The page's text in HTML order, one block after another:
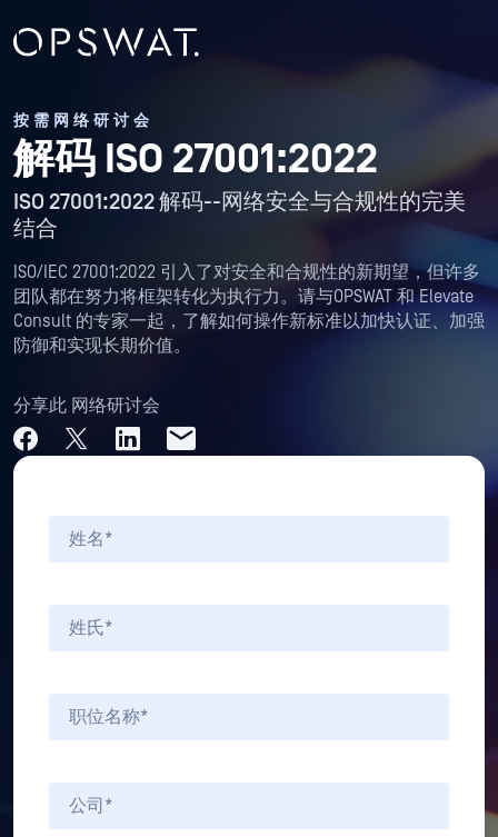
按需网络研讨会
解码 ISO 27001:2022
ISO 27001:2022 解码--网络安全与合规性的完美
结合
ISO/IEC 27001:2022 引入了对安全和合规性的新期望，但许多
团队都在努力将框架转化为执行力。请与OPSWAT 和 Elevate
Consult 的专家一起，了解如何操作新标准以加快认证、加强
防御和实现长期价值。
分享此 网络研讨会